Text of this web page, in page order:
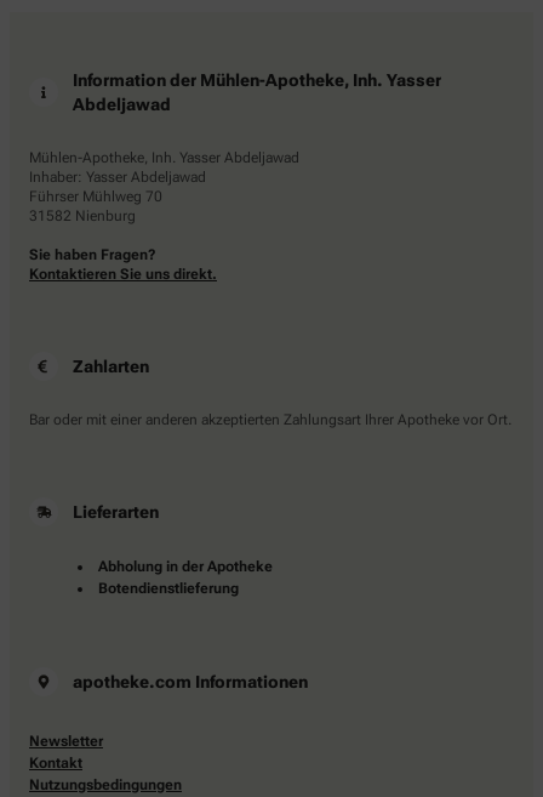
Information der Mühlen-Apotheke, Inh. Yasser
Abdeljawad
Mühlen-Apotheke, Inh. Yasser Abdeljawad
Inhaber: Yasser Abdeljawad
Führser Mühlweg 70
31582 Nienburg
Sie haben Fragen?
Kontaktieren Sie uns direkt.
Zahlarten
Bar oder mit einer anderen akzeptierten Zahlungsart Ihrer Apotheke vor Ort.
Lieferarten
Abholung in der Apotheke
Botendienstlieferung
apotheke.com Informationen
Newsletter
Kontakt
Nutzungsbedingungen